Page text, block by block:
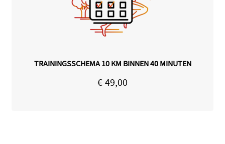
TRAININGSSCHEMA 10 KM BINNEN 40 MINUTEN
€ 49,00